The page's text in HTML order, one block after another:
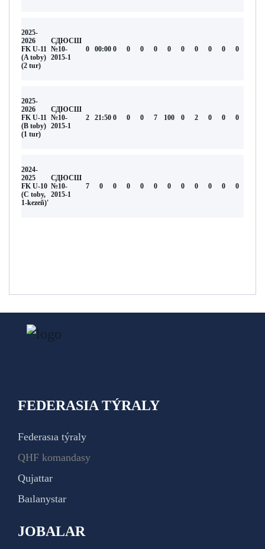
2025-
2026
FK U-11
(A toby)
(2 tur)
СДЮСШ
№10-
2015-1
0 00:00 0 0 0 0 0 0 0 0 0 0
2025-
2026
FK U-11
(В toby)
(1 tur)
СДЮСШ
№10-
2015-1
2 21:50 0 0 0 7 100 0 2 0 0 0
2024-
2025
FK U-10
(С toby,
1-kezeñ)'
СДЮСШ
№10-
2015-1
7 0 0 0 0 0 0 0 0 0 0 0
FEDERASIA TÝRALY
Federasıa týraly
QHF komandasy
Qujattar
Baılanystar
JOBALAR